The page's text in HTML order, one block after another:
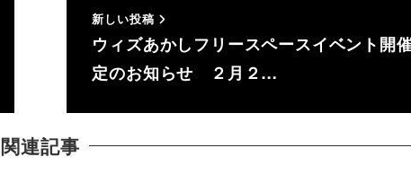
新しい投稿
ウィズあかしフリースペースイベント開
定のお知らせ ２月２…
関連記事